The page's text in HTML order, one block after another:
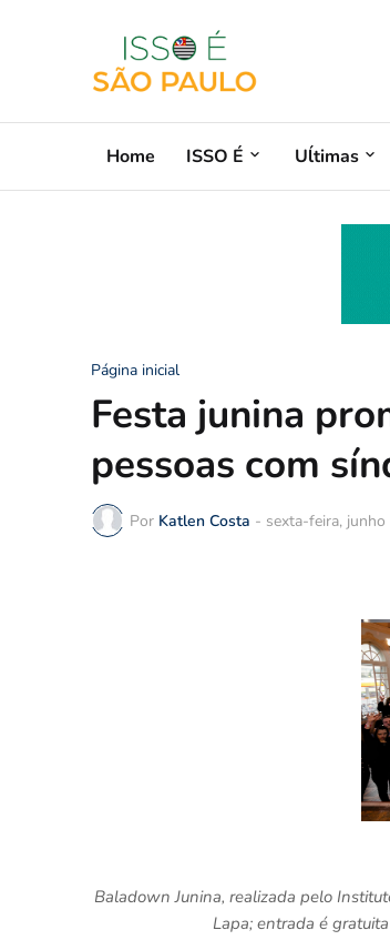
Home ISSO É Uĺtimas
Página inicial
Festa junina
pessoas com
Por Katlen Costa - sexta-feira,
Baladown Junina, realizada pelo
Lapa; entrada é